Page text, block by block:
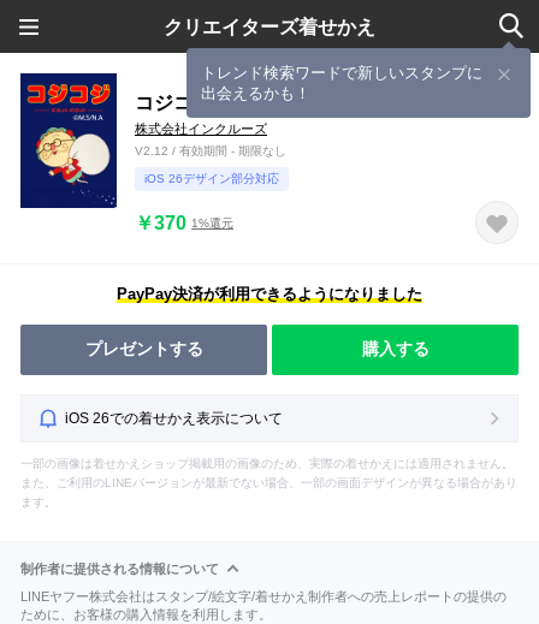
クリエイターズ着せかえ
トレンド検索ワードで新しいスタンプに
出会えるかも！
コジコジ - お星さま
株式会社インクルーズ
V2.12 / 有効期間 - 期限なし
iOS 26デザイン部分対応
￥370 1%還元
PayPay決済が利用できるようになりました
プレゼントする 購入する
iOS 26での着せかえ表示について
一部の画像は着せかえショップ掲載用の画像のため、実際の着せかえには適用されません。
また、ご利用のLINEバージョンが最新でない場合、一部の画面デザインが異なる場合があり
ます。
制作者に提供される情報について
LINEヤフー株式会社はスタンプ/絵文字/着せかえ制作者への売上レポートの提供の
ために、お客様の購入情報を利用します。